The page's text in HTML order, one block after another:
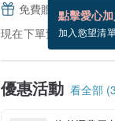
點擊愛心
加入慾望清
免費贈送電子賀卡
現在下單預估 8/17~8/
優惠活動 看全部